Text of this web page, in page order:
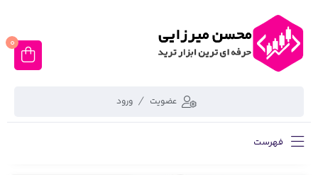
عضویت ورود
0
فهرست